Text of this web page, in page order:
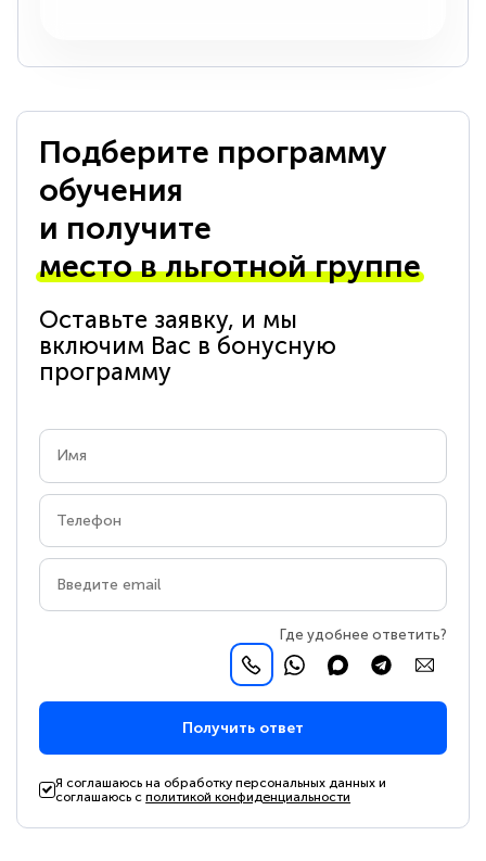
Подберите программу
обучения
и получите
место в льготной группе
Оставьте заявку, и мы
включим Вас в бонусную
программу
Где удобнее ответить?
Получить ответ
Я соглашаюсь на обработку персональных данных и
соглашаюсь сполитикой конфиденциальности